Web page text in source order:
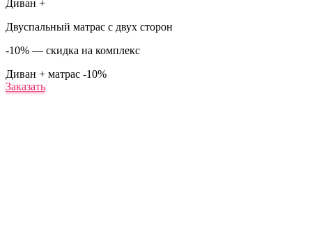
Диван +
Двуспальный матрас с двух сторон
-10% — скидка на комплекс
Диван + матрас -10%
Заказать